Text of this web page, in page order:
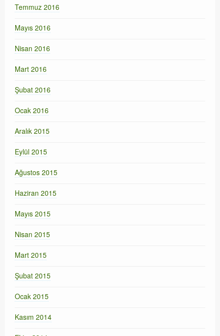
Temmuz 2016
Mayıs 2016
Nisan 2016
Mart 2016
Şubat 2016
Ocak 2016
Aralık 2015
Eylül 2015
Ağustos 2015
Haziran 2015
Mayıs 2015
Nisan 2015
Mart 2015
Şubat 2015
Ocak 2015
Kasım 2014